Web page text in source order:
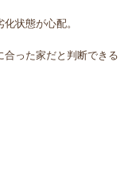
状態が心配。
った家だと判断できる